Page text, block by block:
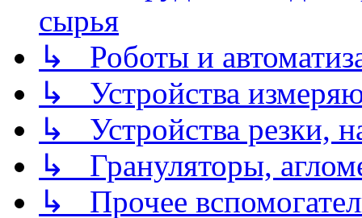
сырья
↳ Роботы и
↳ Устройства
↳ Устройства резки,
↳ Грануляторы,
↳ Прочее